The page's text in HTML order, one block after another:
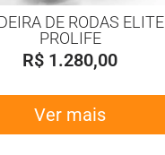
DE RODAS ELITE
PROLIFE
R$ 1.280,00
Ver mais